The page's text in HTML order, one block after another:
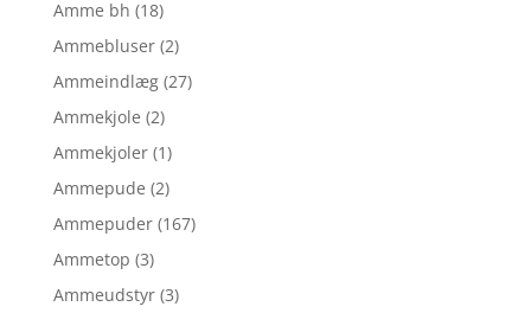
Amme bh (18)
Ammebluser (2)
Ammeindlæg (27)
Ammekjole (2)
Ammekjoler (1)
Ammepude (2)
Ammepuder (167)
Ammetop (3)
Ammeudstyr (3)